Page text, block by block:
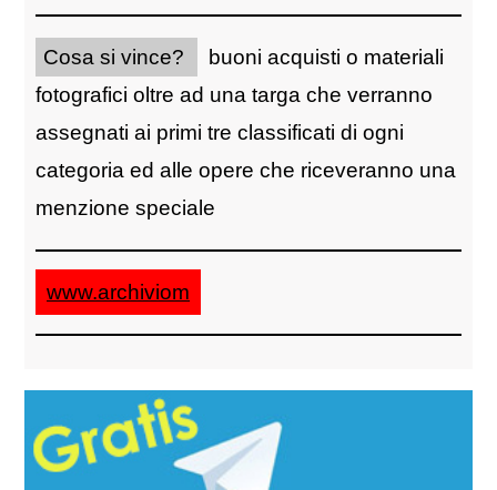
Cosa si vince?
buoni acquisti o materiali
fotografici oltre ad una targa che verranno
assegnati ai primi tre classificati di ogni
categoria ed alle opere che riceveranno una
menzione speciale
www.archiviom